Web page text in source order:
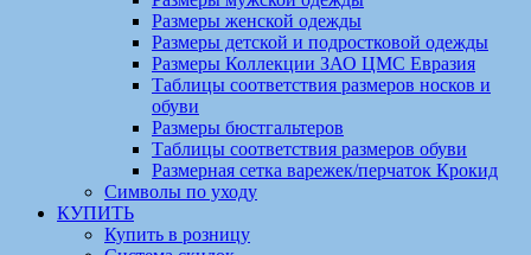
Размеры женской одежды
Размеры детской и подростковой одежды
Размеры Коллекции ЗАО ЦМС Евразия
Таблицы соответствия размеров носков и
обуви
Размеры бюстгальтеров
Таблицы соответствия размеров обуви
Размерная сетка варежек/перчаток Крокид
Символы по уходу
КУПИТЬ
Купить в розницу